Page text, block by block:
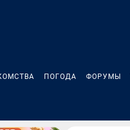
ПОГОДА ФОРУМЫ